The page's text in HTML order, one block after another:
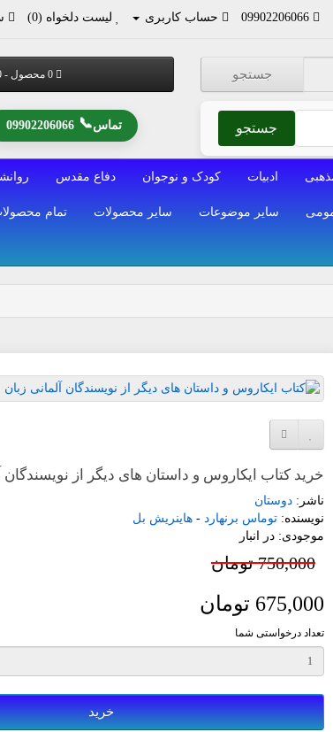
09902206066 حساب کاربری لیست دلخواه (0)
جستجو
جستجو
0 محصول - 0 تومان
تماس📞
09902206066
ادبیات کودک و نوجوان دفاع مقدس
سایر موضوعات سایر محصولات تمام
افزودن به لیست دلخواه
خرید کتاب ایکاروس و داستان های دیگر از نویسندگان
ناشر: دوستان
نویسنده: توماس برنهارد - هاینریش بل
موجودی: در انبار
750,000 تومان
675,000 تومان
تعداد درخواستی شما
خرید